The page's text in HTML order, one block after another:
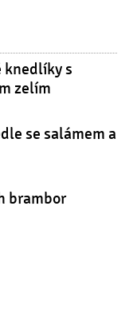
knedlíky s
zelím
se salámem a
brambor